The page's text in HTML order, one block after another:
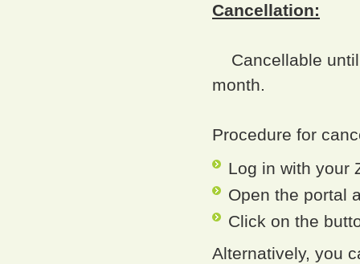
Cancellation:
Cancellable until
month.
Procedure for
Log in with your
Open the portal
Click on the
Alternatively, you